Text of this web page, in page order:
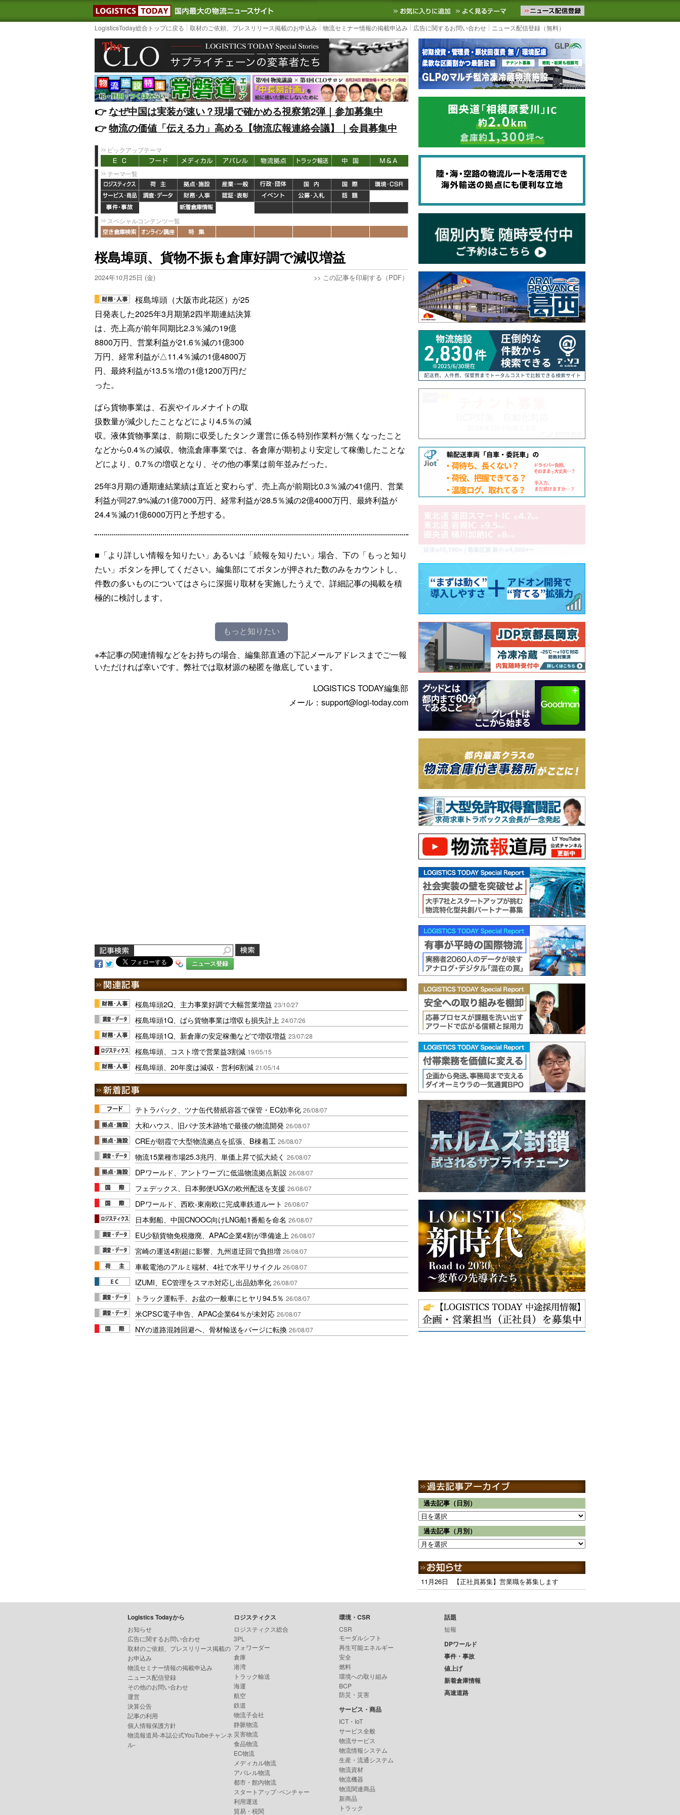
LOGISTICS TODAY｜国内最大の物流ニュースサイト3PL, SCMなど国内外の最新の物流ニュースをお届けします。物流ニュースメール配信を登録す
お気に入りに追加 よく見るテーマ
LogisticsToday総合トップに戻る 取材のご依頼、プレスリリース掲載のお申込み 物流セミナー情報の掲載申込み 広告に関するお問い合わせ ニュース配信登録（無料）
👉️なぜ中国は実装が速い？現場で確かめる視察第2弾｜参加募集中
👉️物流の価値「伝える力」高める【物流広報連絡会議】｜会員募集中
ピックアップテーマ
テーマ一覧
スペシャルコンテンツ一覧
桜島埠頭、貨物不振も倉庫好調で減収増益
2024年10月25日 (金) >> この記事を印刷する（PDF）
桜島埠頭（大阪市此花区）が25
日発表した2025年3月期第2四半期連結決算
は、売上高が前年同期比2.3％減の19億
8800万円、営業利益が21.6％減の1億300
万円、経常利益が△11.4％減の1億4800万
円、最終利益が13.5％増の1億1200万円だ
った。
ばら貨物事業は、石炭やイルメナイトの取
扱数量が減少したことなどにより4.5％の減
収。液体貨物事業は、前期に収受したタンク運営に係る特別作業料が無くなったこと
などから0.4％の減収。物流倉庫事業では、各倉庫が期初より安定して稼働したことな
どにより、0.7％の増収となり、その他の事業は前年並みだった。
25年3月期の通期連結業績は直近と変わらず、売上高が前期比0.3％減の41億円、営業
利益が同27.9%減の1億7000万円、経常利益が28.5％減の2億4000万円、最終利益が
24.4％減の1億6000万円と予想する。
■「より詳しい情報を知りたい」あるいは「続報を知りたい」場合、下の「もっと知り
たい」ボタンを押してください。編集部にてボタンが押された数のみをカウントし、
件数の多いものについてはさらに深掘り取材を実施したうえで、詳細記事の掲載を積
極的に検討します。
もっと知りたい
※本記事の関連情報などをお持ちの場合、編集部直通の下記メールアドレスまでご一報
いただければ幸いです。弊社では取材源の秘匿を徹底しています。
LOGISTICS TODAY編集部
メール：support@logi-today.com
ニュース登録
桜島埠頭2Q、主力事業好調で大幅営業増益 23/10/27
桜島埠頭1Q、ばら貨物事業は増収も損失計上 24/07/26
桜島埠頭1Q、新倉庫の安定稼働などで増収増益 23/07/28
桜島埠頭、コスト増で営業益3割減 19/05/15
桜島埠頭、20年度は減収・営利6割減 21/05/14
テトラパック、ツナ缶代替紙容器で保管・EC効率化 26/08/07
大和ハウス、旧パナ茨木跡地で最後の物流開発 26/08/07
CREが朝霞で大型物流拠点を拡張、B棟着工 26/08/07
物流15業種市場25.3兆円、単価上昇で拡大続く 26/08/07
DPワールド、アントワープに低温物流拠点新設 26/08/07
フェデックス、日本郵便UGXの欧州配送を支援 26/08/07
DPワールド、西欧-東南欧に完成車鉄道ルート 26/08/07
日本郵船、中国CNOOC向けLNG船1番船を命名 26/08/07
EU少額貨物免税撤廃、APAC企業4割が準備途上 26/08/07
宮崎の運送4割超に影響、九州道迂回で負担増 26/08/07
車載電池のアルミ端材、4社で水平リサイクル 26/08/07
IZUMI、EC管理をスマホ対応し出品効率化 26/08/07
トラック運転手、お盆の一般車にヒヤリ94.5％ 26/08/07
米CPSC電子申告、APAC企業64％が未対応 26/08/07
NYの道路混雑回避へ、骨材輸送をバージに転換 26/08/07
過去記事（日別）
過去記事（月別）
11月26日 【正社員募集】営業職を募集します
Logistics Todayから
お知らせ
広告に関するお問い合わせ
取材のご依頼、プレスリリース掲載の
お申込み
物流セミナー情報の掲載申込み
ニュース配信登録
その他のお問い合わせ
運営
決算公告
記事の利用
個人情報保護方針
物流報道局-本誌公式YouTubeチャンネ
ル-
ロジスティクス
ロジスティクス総合
3PL
フォワーダー
倉庫
港湾
トラック輸送
海運
航空
鉄道
物流子会社
静脈物流
災害物流
食品物流
EC物流
メディカル物流
アパレル物流
都市・館内物流
スタートアップ･ベンチャー
利用運送
貿易・税関
環境・CSR
CSR
モーダルシフト
再生可能エネルギー
安全
燃料
環境への取り組み
BCP
防災・災害
サービス・商品
ICT・IoT
サービス全般
物流サービス
物流情報システム
生産・流通システム
物流資材
物流機器
物流関連商品
新商品
トラック
話題
短報
DPワールド
事件・事故
値上げ
新着倉庫情報
高速道路